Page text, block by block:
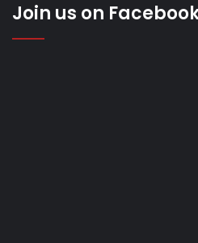
Join us on